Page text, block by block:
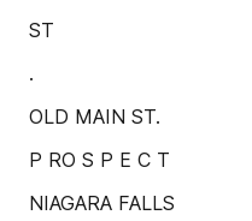
ST
.
OLD MAIN ST.
P RO S P E C T
NIAGARA FALLS